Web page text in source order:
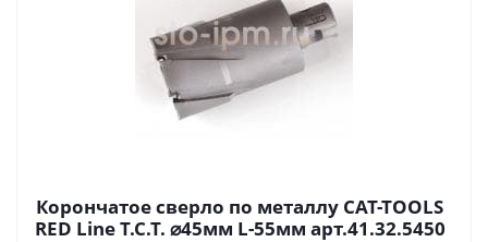
Корончатое сверло по металлу CAT-TOOLS
RED Line T.C.T. ⌀45мм L-55мм арт.41.32.5450